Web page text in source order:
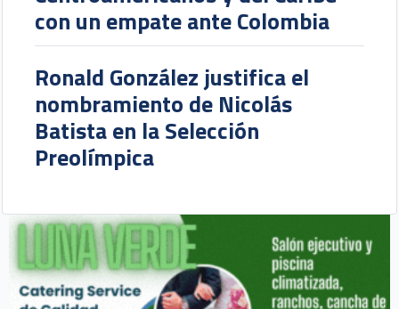
con un empate ante Colombia
Ronald González justifica el
nombramiento de Nicolás
Batista en la Selección
Preolímpica